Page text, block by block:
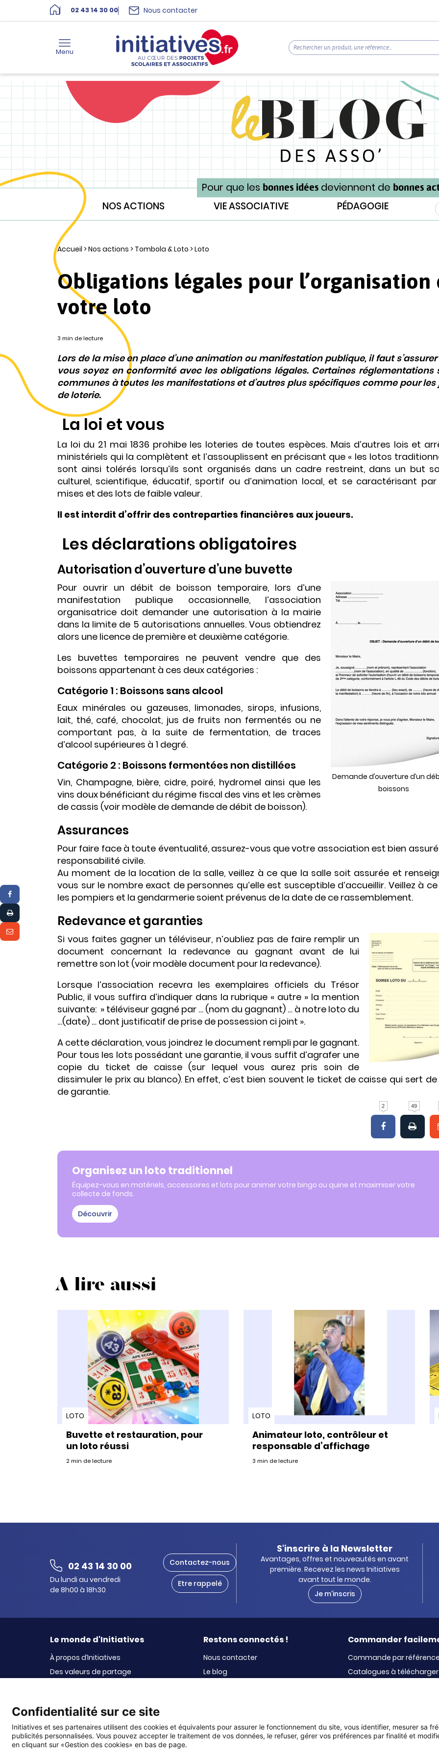
Pour que les bonnes idéesdeviennent de bonnes
NOS ACTIONS VIE ASSOCIATIVE PÉDAGOGIE
Accueil >Nos actions > Tombola & Loto >Loto
Obligations légales pour l’organisation
votre loto
3 min de lecture
Lors de la mise en place d’une animation ou manifestation publique, il faut
vous soyez en conformité avec les obligations légales. Certaines réglementations
communes à toutes les manifestations et d’autres plus spécifiques comme pour les
de loterie.
La loi et vous
La loi du 21 mai 1836 prohibe les loteries de toutes espèces. Mais d’autres lois et
ministériels qui la complètent et l’assouplissent en précisant que « les lotos
sont ainsi tolérés lorsqu’ils sont organisés dans un cadre restreint, dans un but
culturel, scientifique, éducatif, sportif ou d’animation local, et se caractérisant
mises et des lots de faible valeur.
Il est interdit d’offrir des contreparties financières aux joueurs.
Les déclarations obligatoires
Autorisation d’ouverture d’une buvette
Demande d’ouverture d’un
boissons
Pour ouvrir un débit de boisson temporaire, lors d’une
manifestation publique occasionnelle, l’association
organisatrice doit demander une autorisation à la mairie
dans la limite de 5 autorisations annuelles. Vous obtiendrez
alors une licence de première et deuxième catégorie.
Les buvettes temporaires ne peuvent vendre que des
boissons appartenant à ces deux catégories :
Catégorie 1 : Boissons sans alcool
Eaux minérales ou gazeuses, limonades, sirops, infusions,
lait, thé, café, chocolat, jus de fruits non fermentés ou ne
comportant pas, à la suite de fermentation, de traces
d’alcool supérieures à 1 degré.
Catégorie 2 : Boissons fermentées non distillées
Vin, Champagne, bière, cidre, poiré, hydromel ainsi que les
vins doux bénéficiant du régime fiscal des vins et les crèmes
de cassis (voir modèle de demande de débit de boisson).
Assurances
Pour faire face à toute éventualité, assurez-vous que votre association est bien
responsabilité civile.
Au moment de la location de la salle, veillez à ce que la salle soit assurée et
vous sur le nombre exact de personnes qu’elle est susceptible d’accueillir. Veillez à
les pompiers et la gendarmerie soient prévenus de la date de ce rassemblement.
Redevance et garanties
Si vous faites gagner un téléviseur, n’oubliez pas de faire remplir un
document concernant la redevance au gagnant avant de lui
remettre son lot (voir modèle document pour la redevance).
Lorsque l’association recevra les exemplaires officiels du Trésor
Public, il vous suffira d’indiquer dans la rubrique « autre » la mention
suivante: » téléviseur gagné par … (nom du gagnant) … à notre loto du
…(date) … dont justificatif de prise de possession ci joint ».
A cette déclaration, vous joindrez le document rempli par le gagnant.
Pour tous les lots possédant une garantie, il vous suffit d’agrafer une
copie du ticket de caisse (sur lequel vous aurez pris soin de
dissimuler le prix au blanco). En effet, c’est bien souvent le ticket de caisse qui sert
de garantie.
2 49
Organisez un loto traditionnel
Équipez-vous en matériels, accessoires et lots pour animer votre bingo ou quine et maximiser votre
collecte de fonds.
Découvrir
A lire aussi
LOTO
Buvette et restauration, pour
un loto réussi
2 min de lecture
LOTO
Animateur loto, contrôleur et
responsable d’affichage
3 min de lecture
02 43 14 30 00 Nous contacter
Menu
02 43 14 30 00
Du lundi au vendredi
de 8h00 à 18h30
Contactez-nous
Etre rappelé
S'inscrire à la Newsletter
Avantages, offres et nouveautés en avant
première. Recevez les news Initiatives
avant tout le monde.
Je m'inscris
Le monde d'Initiatives
À propos d’Initiatives
Des valeurs de partage
Enquête de satisfaction
Restons connectés !
Nous contacter
Le blog
Commander
Commande par
Catalogues à télécharger
© DMP Initiatives
10 avenue Georges Auric - 72021 LE MANS CEDEX 2
Charte
Confidentialité sur ce site
Initiatives et ses partenaires utilisent des cookies et équivalents pour assurer le fonctionnement du site, vous identifier, mesurer sa
publicités personnalisées. Vous pouvez accepter le traitement de vos données, le refuser, gérer vos préférences par finalité et
en cliquant sur «Gestion des cookies» en bas de page.